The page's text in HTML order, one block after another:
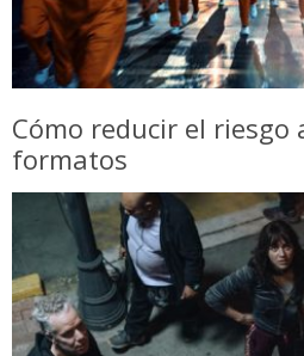
Cómo reducir el riesgo
formatos